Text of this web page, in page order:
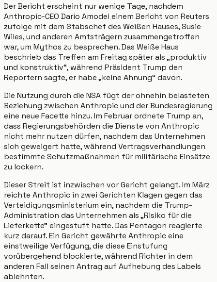
Der Bericht erscheint nur wenige Tage, nachdem
Anthropic-CEO Dario Amodei einem Bericht von Reuters
zufolge mit dem Stabschef des Weißen Hauses, Susie
Wiles, und anderen Amtsträgern zusammengetroffen
war, um Mythos zu besprechen. Das Weiße Haus
beschrieb das Treffen am Freitag später als „produktiv
und konstruktiv“, während Präsident Trump den
Reportern sagte, er habe „keine Ahnung“ davon.
Die Nutzung durch die NSA fügt der ohnehin belasteten
Beziehung zwischen Anthropic und der Bundesregierung
eine neue Facette hinzu. Im Februar ordnete Trump an,
dass Regierungsbehörden die Dienste von Anthropic
nicht mehr nutzen dürfen, nachdem das Unternehmen
sich geweigert hatte, während Vertragsverhandlungen
bestimmte Schutzmaßnahmen für militärische Einsätze
zu lockern.
Dieser Streit ist inzwischen vor Gericht gelangt. Im März
reichte Anthropic in zwei Gerichten Klagen gegen das
Verteidigungsministerium ein, nachdem die Trump-
Administration das Unternehmen als „Risiko für die
Lieferkette" eingestuft hatte. Das Pentagon reagierte
kurz darauf. Ein Gericht gewährte Anthropic eine
einstweilige Verfügung, die diese Einstufung
vorübergehend blockierte, während Richter in dem
anderen Fall seinen Antrag auf Aufhebung des Labels
ablehnten.